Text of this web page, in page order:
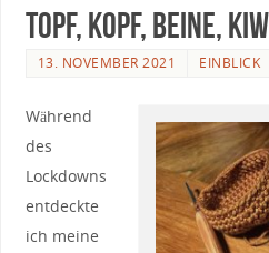
Topf, Kopf, Beine,
13. NOVEMBER 2021 EINBLICK
Während
des
Lockdowns
entdeckte
ich meine